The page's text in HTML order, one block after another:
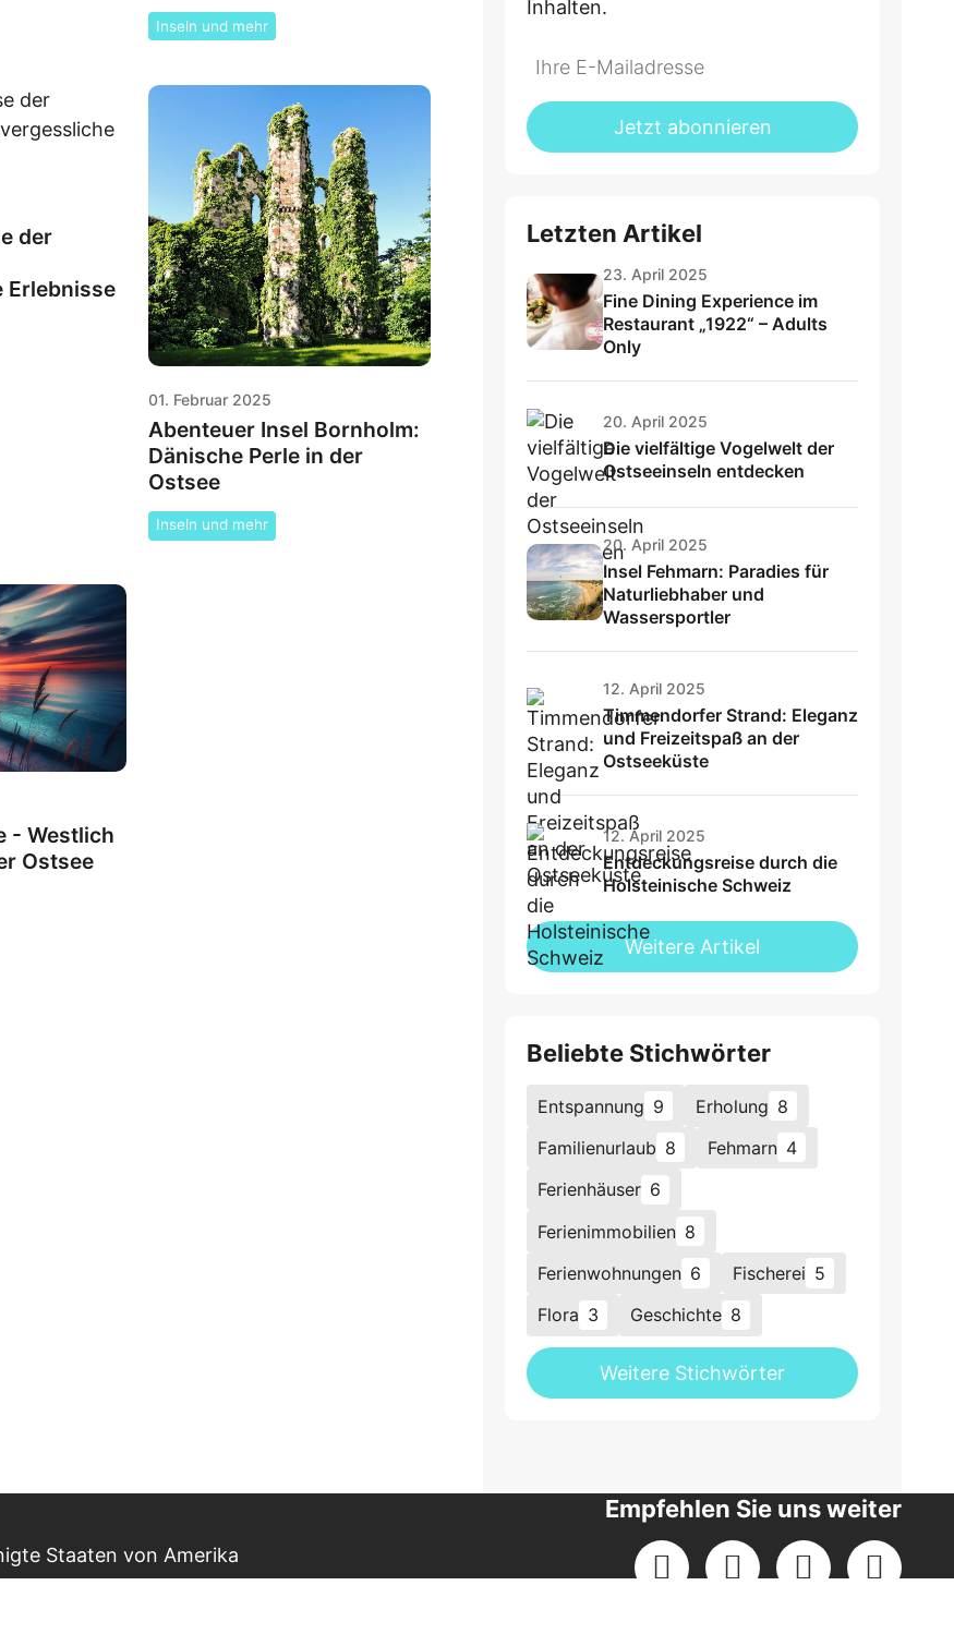
Inseln und mehr
der
Erlebnisse
01. Februar 2025
Abenteuer Insel Bornholm:
Dänische Perle in der
Ostsee
Inseln und mehr
- Westlich
Ostsee
Inhalten.
Jetzt abonnieren
Letzten Artikel
23. April 2025
Fine Dining Experience im
Restaurant „1922“ – Adults
Only
20. April 2025
Die vielfältige Vogelwelt der
Ostseeinseln entdecken
20. April 2025
Insel Fehmarn: Paradies für
Naturliebhaber und
Wassersportler
12. April 2025
Timmendorfer Strand: Eleganz
und Freizeitspaß an der
Ostseeküste
12. April 2025
Entdeckungsreise durch die
Holsteinische Schweiz
Weitere Artikel
Beliebte Stichwörter
Entspannung 9 Erholung 8
Familienurlaub 8 Fehmarn 4
Ferienhäuser 6
Ferienimmobilien 8
Ferienwohnungen 6 Fischerei 5
Flora 3 Geschichte 8
Weitere Stichwörter
Staaten von Amerika
Empfehlen Sie uns weiter